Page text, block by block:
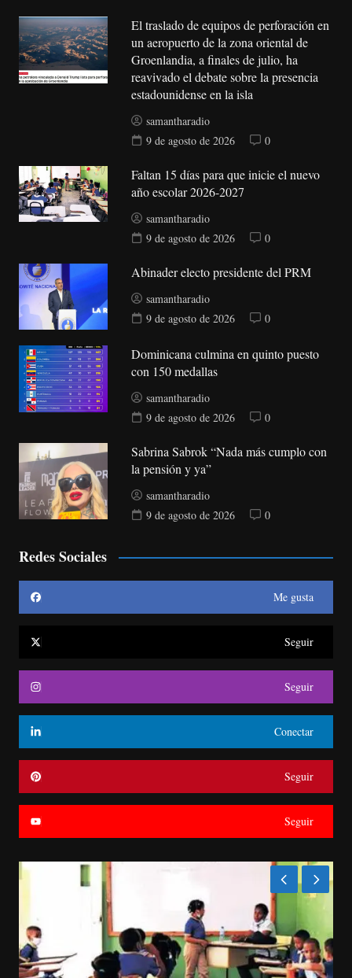
El traslado de equipos de perforación en
un aeropuerto de la zona oriental de
Groenlandia, a finales de julio, ha
reavivado el debate sobre la presencia
estadounidense en la isla
samantharadio
9 de agosto de 2026
0
Faltan 15 días para que inicie el nuevo
año escolar 2026-2027
samantharadio
9 de agosto de 2026
0
Abinader electo presidente del PRM
samantharadio
9 de agosto de 2026
0
Dominicana culmina en quinto puesto
con 150 medallas
samantharadio
9 de agosto de 2026
0
Sabrina Sabrok “Nada más cumplo con
la pensión y ya”
samantharadio
9 de agosto de 2026
0
Redes Sociales
Me gusta
Seguir
Seguir
Conectar
Seguir
Seguir